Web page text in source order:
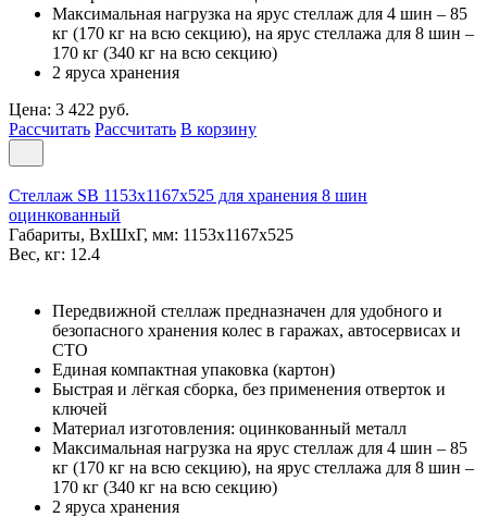
Максимальная нагрузка на ярус стеллаж для 4 шин – 85
кг (170 кг на всю секцию), на ярус стеллажа для 8 шин –
170 кг (340 кг на всю секцию)
2 яруса хранения
Цена: 3 422 руб.
Рассчитать Рассчитать В корзину
Стеллаж SB 1153х1167х525 для хранения 8 шин
оцинкованный
Габариты, ВxШxГ, мм: 1153x1167x525
Вес, кг: 12.4
Передвижной стеллаж предназначен для удобного и
безопасного хранения колес в гаражах, автосервисах и
СТО
Единая компактная упаковка (картон)
Быстрая и лёгкая сборка, без применения отверток и
ключей
Материал изготовления: оцинкованный металл
Максимальная нагрузка на ярус стеллаж для 4 шин – 85
кг (170 кг на всю секцию), на ярус стеллажа для 8 шин –
170 кг (340 кг на всю секцию)
2 яруса хранения